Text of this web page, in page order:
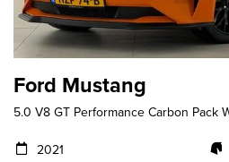
Ford Mustang
5.0 V8 GT Performance Carbon Pack
2021